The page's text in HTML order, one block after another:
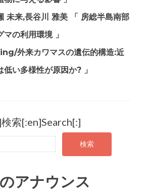
未来,長谷川 雅美 「 房総半島南部
の利用環境 」
外来カワマスの遺伝的構造:近
い多様性が原因か? 」
索[:en]Search[:]
アナウンス